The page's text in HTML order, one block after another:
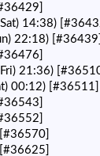
14:38)
22:18)
21:36)
00:12) [#36511]
[#36570]
[#36625]